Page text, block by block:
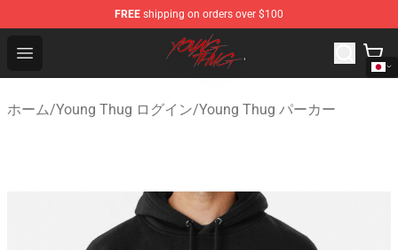
FREE shipping on orders over $100
Open menu
Young Thug Shop - Official Young Thug Merchandise
ホーム/Young Thug ログイン/Young Thug パーカー